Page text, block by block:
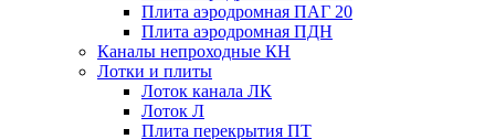
Плита аэродромная ПАГ 20
Плита аэродромная ПДН
Каналы непроходные КН
Лотки и плиты
Лоток канала ЛК
Лоток Л
Плита перекрытия ПТ